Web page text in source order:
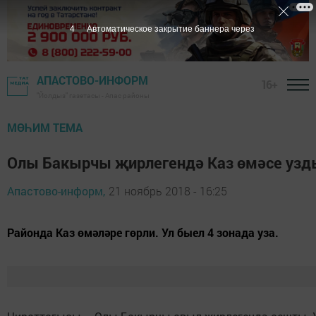
АПАСТОВО-ИНФОРМ
МӨҺИМ ТЕМА
Олы Бакырчы җирлегендә Каз өмәсе
Апастово-информ, 21 ноябрь 2018 - 16:25
Районда Каз өмәләре гөрли. Ул быел 4 зонада уза.
3 Автоматическое закрытие баннера через